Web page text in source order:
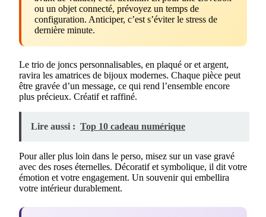
ou un objet connecté, prévoyez un temps de
configuration. Anticiper, c’est s’éviter le stress de
dernière minute.
Le trio de joncs personnalisables, en plaqué or et argent,
ravira les amatrices de bijoux modernes. Chaque pièce peut
être gravée d’un message, ce qui rend l’ensemble encore
plus précieux. Créatif et raffiné.
Lire aussi : Top 10 cadeau numérique
Pour aller plus loin dans le perso, misez sur un vase gravé
avec des roses éternelles. Décoratif et symbolique, il dit votre
émotion et votre engagement. Un souvenir qui embellira
votre intérieur durablement.